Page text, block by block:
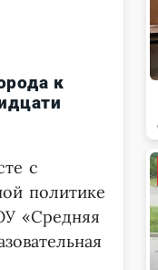
к
с
политике
«Средняя